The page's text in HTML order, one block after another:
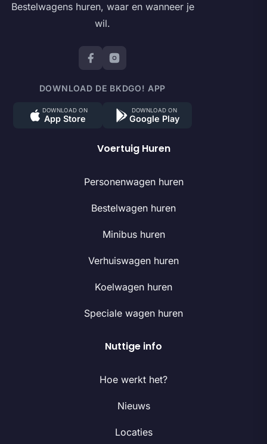
Bestelwagens huren, waar en wanneer je
wil.
DOWNLOAD DE BKDGO! APP
DOWNLOAD ON
App Store
DOWNLOAD ON
Google Play
Voertuig Huren
Personenwagen huren
Bestelwagen huren
Minibus huren
Verhuiswagen huren
Koelwagen huren
Speciale wagen huren
Nuttige info
Hoe werkt het?
Nieuws
Locaties